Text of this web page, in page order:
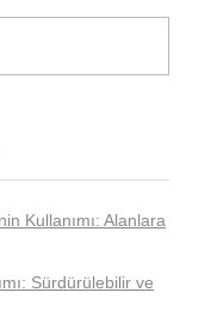
Kullanımı: Alanlara
Sürdürülebilir ve